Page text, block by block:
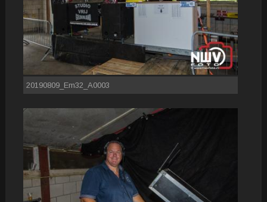
20190809_Em32_A0003